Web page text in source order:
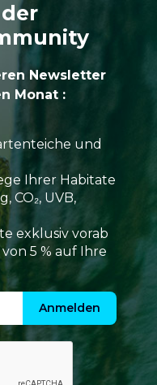
Newsletter
Monat :
und
Ihrer Habitate
CO₂, UVB,
exklusiv vorab
5 % auf Ihre
Anmelden